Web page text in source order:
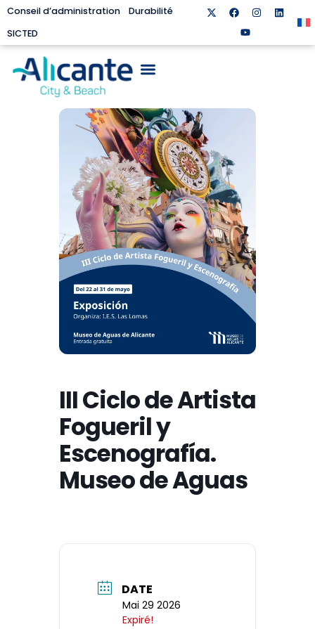
Conseil d’administration
Durabilité
SICTED
III Ciclo de Artista
Fogueril y
Escenografía.
Museo de Aguas
DATE
Mai 29 2026
Expiré!